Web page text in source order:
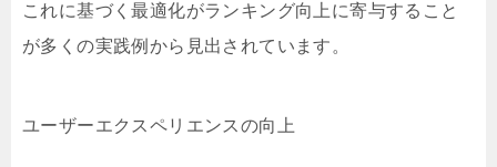
これに基づく最適化がランキング向上に寄与すること
が多くの実践例から見出されています。
ユーザーエクスペリエンスの向上